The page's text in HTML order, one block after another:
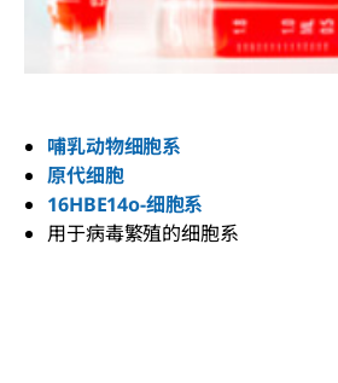
哺乳动物细胞系
原代细胞
16HBE14o-细胞系
用于病毒繁殖的细胞系